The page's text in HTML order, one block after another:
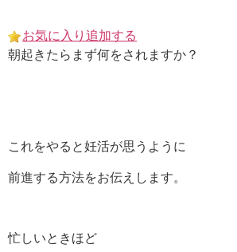
content
お気に入り追加する
朝起きたらまず何をされますか？
これをやると妊活が思うように
前進する方法をお伝えします。
忙しいときほど